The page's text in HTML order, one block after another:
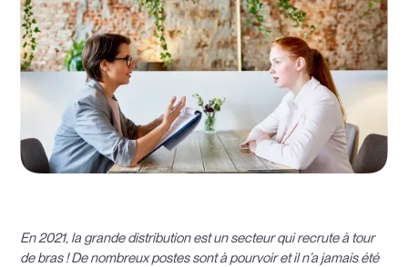
En 2021, la grande distribution est un secteur qui recrute à tour
de bras ! De nombreux postes sont à pourvoir et il n’a jamais été